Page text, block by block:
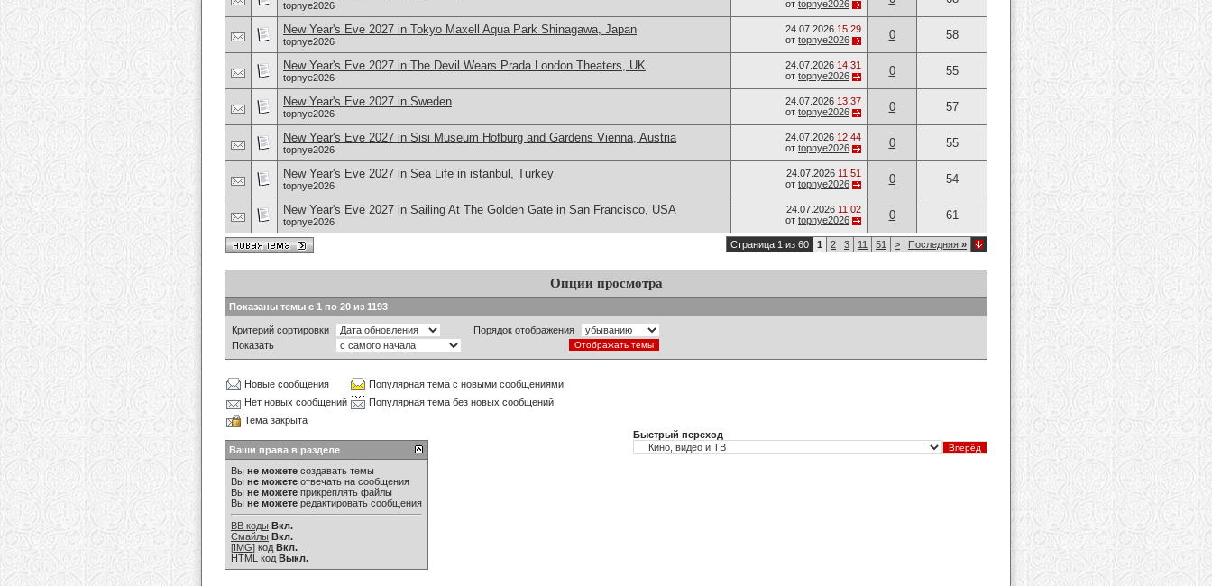
topnye2026
от topnye2026
New Year's Eve 2027 in Tokyo Maxell Aqua Park Shinagawa, Japan
topnye2026
24.07.2026 15:29
от topnye2026 0 58
New Year's Eve 2027 in The Devil Wears Prada London Theaters, UK
topnye2026
24.07.2026 14:31
от topnye2026 0 55
New Year's Eve 2027 in Sweden
topnye2026
24.07.2026 13:37
от topnye2026 0 57
New Year's Eve 2027 in Sisi Museum Hofburg and Gardens Vienna, Austria
topnye2026
24.07.2026 12:44
от topnye2026 0 55
New Year's Eve 2027 in Sea Life in istanbul, Turkey
topnye2026
24.07.2026 11:51
от topnye2026 0 54
New Year's Eve 2027 in Sailing At The Golden Gate in San Francisco, USA
topnye2026
24.07.2026 11:02
от topnye2026 0 61
Страница 1 из 60 1 2 3 11 51 > Последняя »
Опции просмотра
Показаны темы с 1 по 20 из 1193
Критерий сортировки
Порядок отображения
Показать
Новые сообщения
Популярная тема с новыми сообщениями
Нет новых сообщений
Популярная тема без новых сообщений
Тема закрыта
Ваши права в разделе
Вы не можете создавать темы
Вы не можете отвечать на сообщения
Вы не можете прикреплять файлы
Вы не можете редактировать сообщения
BB коды Вкл.
Смайлы Вкл.
[IMG] код Вкл.
HTML код Выкл.
Быстрый переход